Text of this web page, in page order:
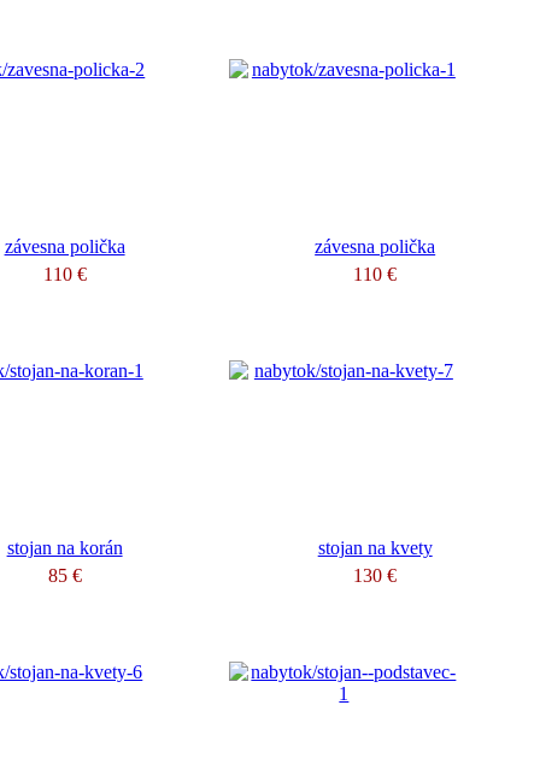
závesna polička
110 €
závesna polička
110 €
stojan na korán
85 €
stojan na kvety
130 €